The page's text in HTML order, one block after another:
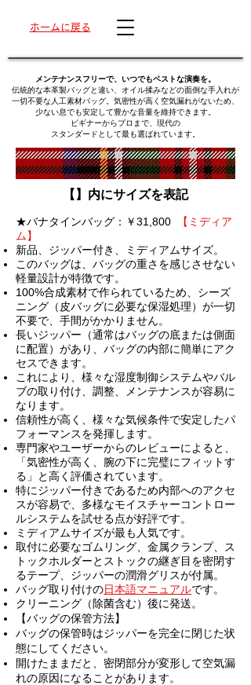
ホームに戻る
メンテナンスフリーで、いつでもベストな演奏を。
伝統的な本革製バッグと違い、オイル揉みなどの面倒な手入れが
一切不要な人工素材バッグ。気密性が高く空気漏れがないため、
少ない息でも安定して豊かな音量を維持できます。
ビギナーからプロまで、現代の
スタンダードとして最も選ばれています。
【】内にサイズを表記
★バナタインバッグ：￥31,800
【ミディア
ム】
新品、ジッパー付き、
ミディアムサイズ。
このバッグは、バッグの重さを感じさせない
軽量設計が特徴です。
100%合成素材で作られているため、シーズ
ニング（皮バッグに必要な保湿処理）が一切
不要で、手間がかかりません。
長いジッパー（通常はバッグの底または側面
に配置）があり、バッグの内部に簡単にアク
セスできます。
これにより、様々な湿度制御システムやバル
ブの取り付け、調整、メンテナンスが容易に
なります。
信頼性が高く、様々な気候条件で安定したパ
フォーマンスを発揮します。
専門家やユーザーからのレビューによると、
「気密性が高く、腕の下に完璧にフィットす
る」と高く評価されています。
特にジッパー付きであるため内部へのアクセ
スが容易で、多様なモイスチャーコントロー
ルシステムを試せる点が好評です。
ミディアムサイズが最も人気です。
取付に必要なゴムリング、金属クランプ、ス
トックホルダーとストックの継ぎ目を密閉す
るテープ、 ジッパーの潤滑グリスが付属。
バッグ取り付けの日本語マニュアルです。
クリーニング（除菌含む）後に発送。
【バッグの保管方法】
バッグの保管時はジッパーを完全に閉じた状
態にしてください。
開けたままだと、密閉部分が変形して空気漏
れの原因になることがあります。